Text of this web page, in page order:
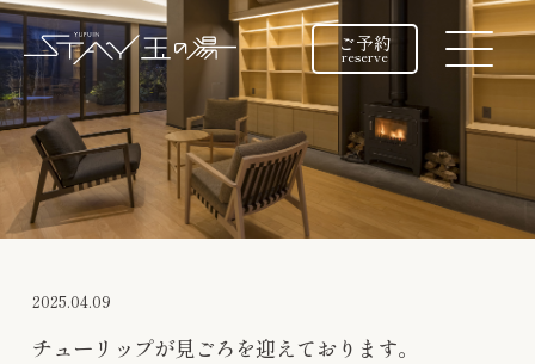
ご予約
reserve
2025.04.09
チューリップが見ごろを迎えております。